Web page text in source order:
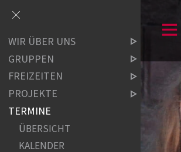
WIR ÜBER UNS
GRUPPEN
FREIZEITEN
PROJEKTE
TERMINE
ÜBERSICHT
KALENDER